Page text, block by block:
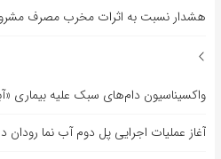
هشدار نسبت به اثرات مخرب مصرف
واکسیناسیون دام‌های سبک علیه بیماری
آغاز عملیات اجرایی پل دوم آب نما رودان